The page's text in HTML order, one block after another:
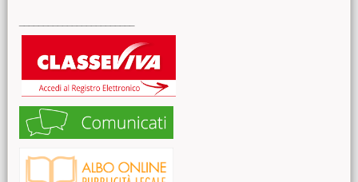
Risorse aggiuntive (colonna di destra)